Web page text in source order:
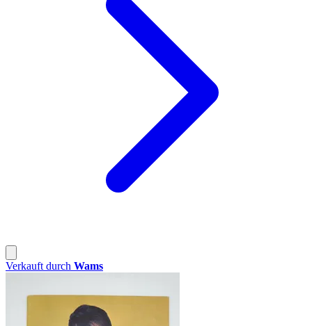
Verkauft durch Wams